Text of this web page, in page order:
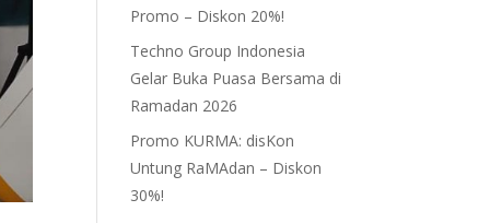
Promo – Diskon 20%!
Techno Group Indonesia
Gelar Buka Puasa Bersama di
Ramadan 2026
Promo KURMA: disKon
Untung RaMAdan – Diskon
30%!